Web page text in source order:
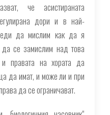
че асистираната
дори и в най-
да мислим как да я
да се замислим над това
и правата на хората да
да имат, и може ли и при
да се ограничават.